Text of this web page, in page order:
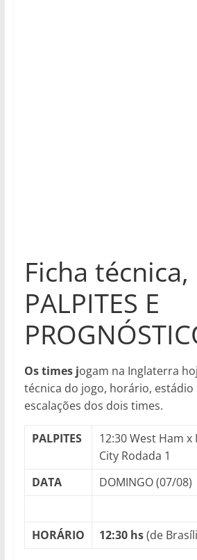
Ficha técnica,
PALPITES E
Os times jogam na Inglaterra
técnica do jogo, horário, estádio
escalações dos dois times.
PALPITES
12:30 West Ham
City Rodada 1
DATA
DOMINGO (07/08)
HORÁRIO 12:30 hs(de